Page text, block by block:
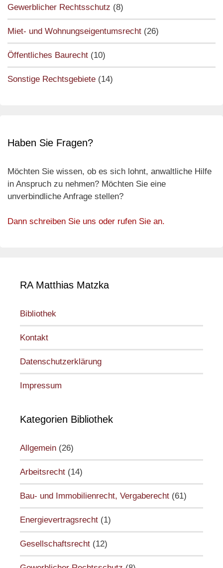
Gewerblicher Rechtsschutz (8)
Miet- und Wohnungseigentumsrecht (26)
Öffentliches Baurecht (10)
Sonstige Rechtsgebiete (14)
Haben Sie Fragen?
Möchten Sie wissen, ob es sich lohnt, anwaltliche Hilfe
in Anspruch zu nehmen? Möchten Sie eine
unverbindliche Anfrage stellen?
Dann schreiben Sie uns oder rufen Sie an.
RA Matthias Matzka
Bibliothek
Kontakt
Datenschutzerklärung
Impressum
Kategorien Bibliothek
Allgemein (26)
Arbeitsrecht (14)
Bau- und Immobilienrecht, Vergaberecht (61)
Energievertragsrecht (1)
Gesellschaftsrecht (12)